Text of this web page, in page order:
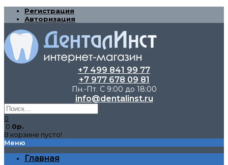
Регистрация
Авторизация
+7 499 841 99 77
+7 977 678 09 81
Пн.-Пт. С 9:00 до 18:00
info@dentalinst.ru
0
0 0р.
В корзине пусто!
Меню
Главная